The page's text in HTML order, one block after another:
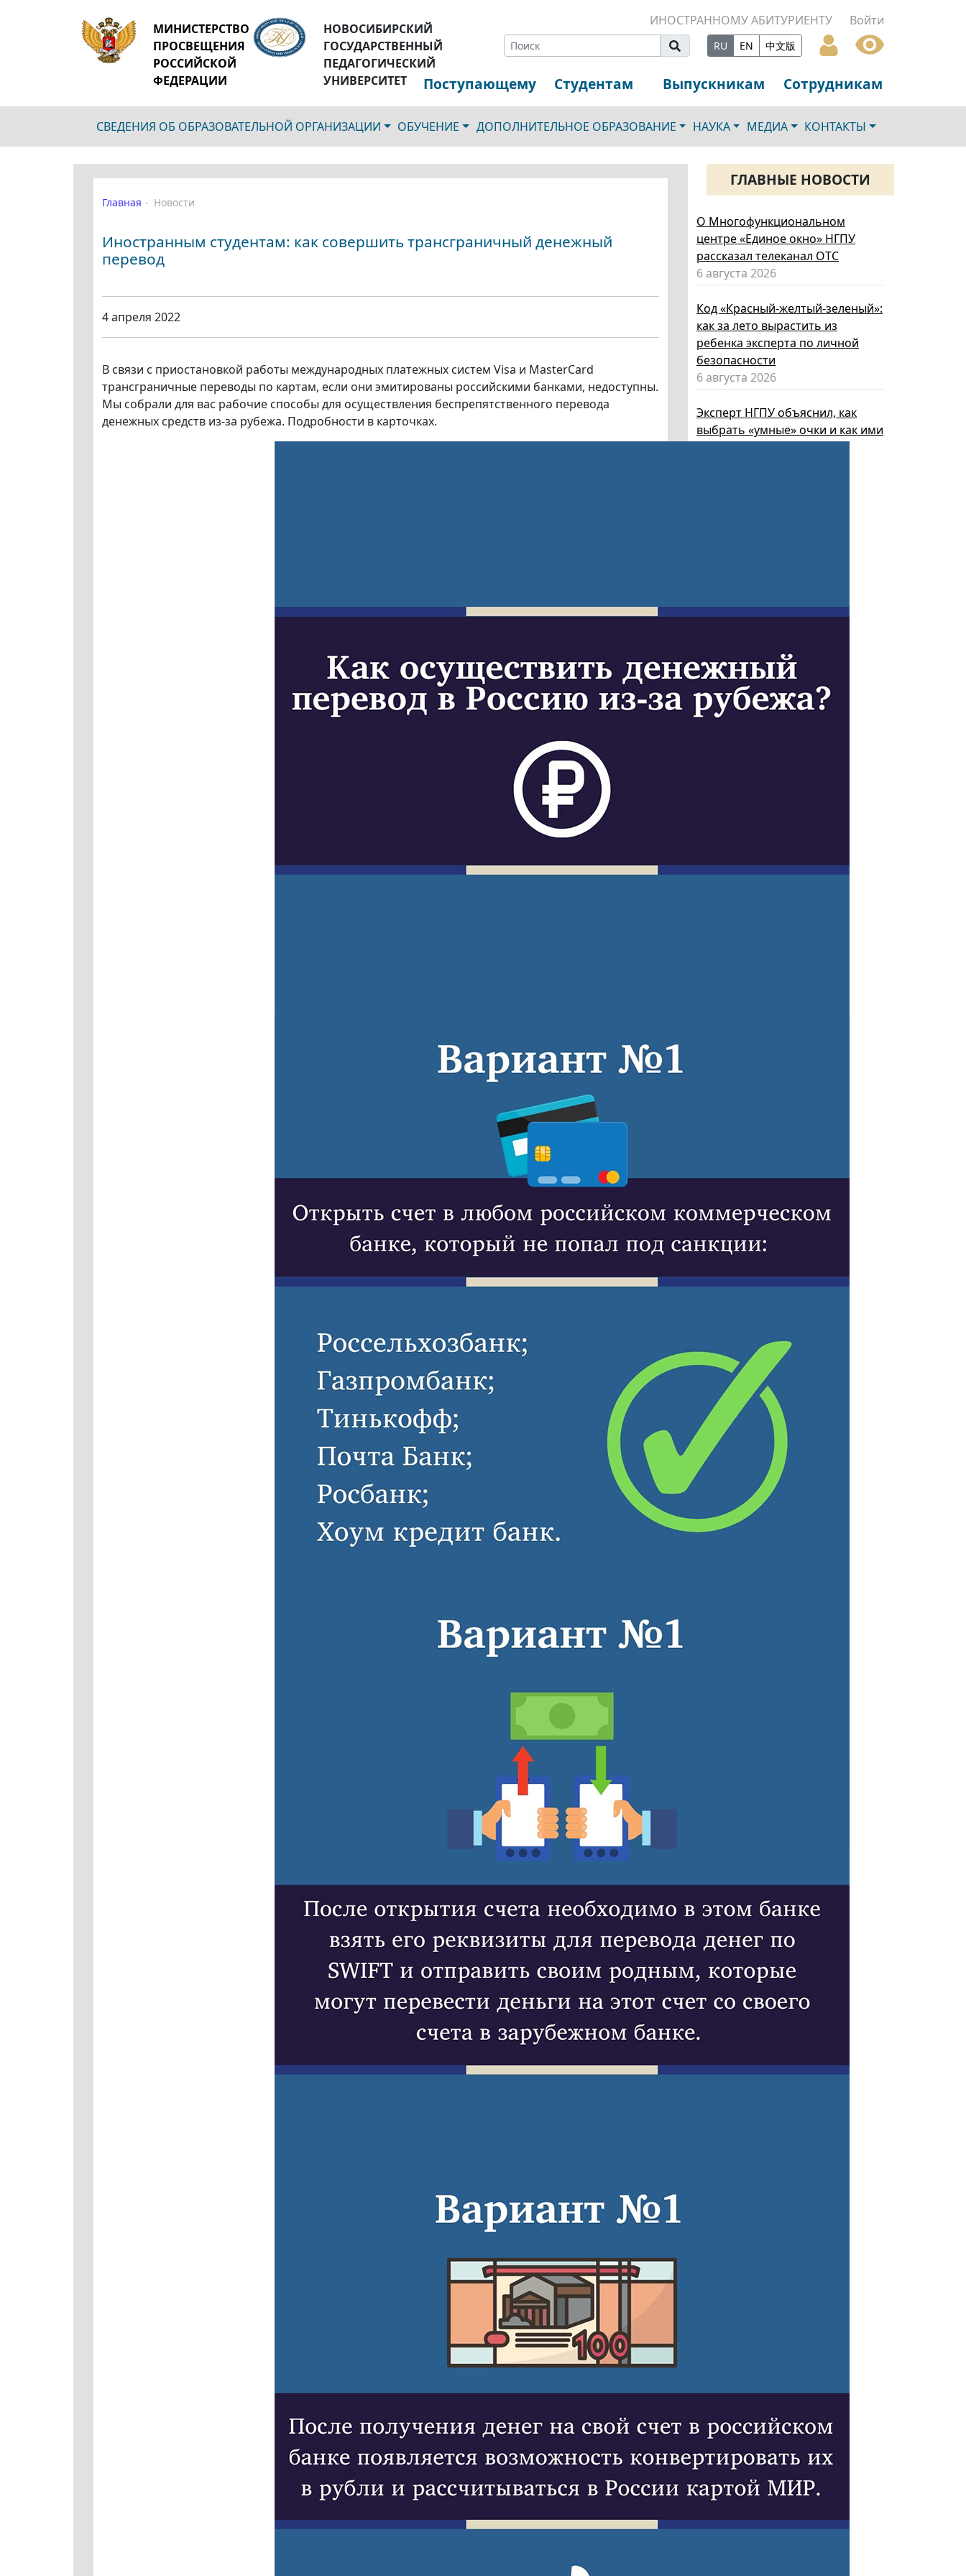
МИНИСТЕРСТВО
ПРОСВЕЩЕНИЯ
РОССИЙСКОЙ
ФЕДЕРАЦИИ
НОВОСИБИРСКИЙ
ГОСУДАРСТВЕННЫЙ
ПЕДАГОГИЧЕСКИЙ
УНИВЕРСИТЕТ
ИНОСТРАННОМУ АБИТУРИЕНТУ Войти
RU EN 中文版
Поступающему Студентам Выпускникам Сотрудникам
СВЕДЕНИЯ ОБ ОБРАЗОВАТЕЛЬНОЙ ОРГАНИЗАЦИИ ОБУЧЕНИЕ ДОПОЛНИТЕЛЬНОЕ ОБРАЗОВАНИЕ НАУКА МЕДИА КОНТАКТЫ
Главная Новости
Иностранным студентам: как совершить трансграничный денежный
перевод
4 апреля 2022
В связи с приостановкой работы международных платежных систем Visa и MasterСard
трансграничные переводы по картам, если они эмитированы российскими банками, недоступны.
Мы собрали для вас рабочие способы для осуществления беспрепятственного перевода
денежных средств из-за рубежа. Подробности в карточках.
ГЛАВНЫЕ НОВОСТИ
О Многофункциональном
центре «Единое окно» НГПУ
рассказал телеканал ОТС
6 августа 2026
Код «Красный-желтый-зеленый»:
как за лето вырастить из
ребенка эксперта по личной
безопасности
6 августа 2026
Эксперт НГПУ объяснил, как
выбрать «умные» очки и как ими
5 августа 2026
собрания по зачислению
4 августа 2026
В НГПУ состоялось зачисление